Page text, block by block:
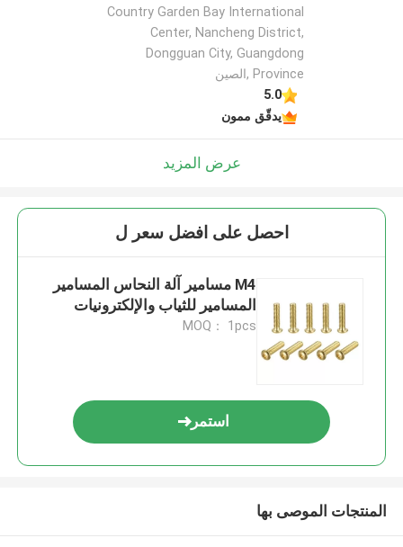
Country Garden Bay International
Center, Nancheng District,
Dongguan City, Guangdong
Province ,الصين
5.0
يدقّق ممون
عرض المزيد
احصل على افضل سعر ل
M4 مسامير آلة النحاس المسامير
المسامير للثياب والإلكترونيات
MOQ： 1pcs
استمر
المنتجات الموصى بها